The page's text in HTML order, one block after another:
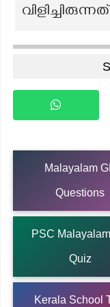
Malayalam
Questions
PSC
Quiz
Kerala School